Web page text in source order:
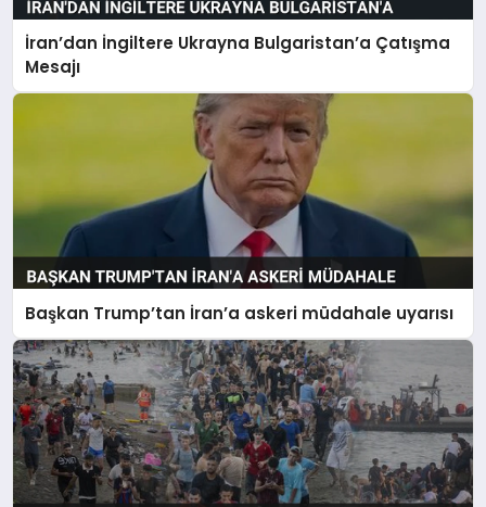
İran’dan İngiltere Ukrayna Bulgaristan’a Çatışma
Mesajı
Başkan Trump’tan İran’a askeri müdahale uyarısı